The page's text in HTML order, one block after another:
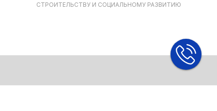
СТРОИТЕЛЬСТВУ И СОЦИАЛЬНОМУ РАЗВИТИЮ